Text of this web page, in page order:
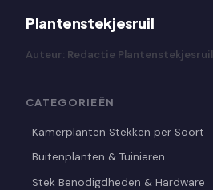
Plantenstekjesruil
Auteur: Redactie Plantenstekjesruil
CATEGORIEËN
Kamerplanten Stekken per Soort
Buitenplanten & Tuinieren
Stek Benodigdheden & Hardware